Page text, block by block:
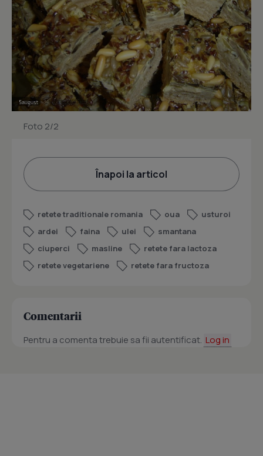
Foto 2/2
Înapoi la articol
retete traditionale romania oua
usturoi
ardei
faina ulei
smantana
ciuperci
masline
retete fara lactoza
retete vegetariene
retete fara fructoza
Comentarii
Pentru a comenta trebuie sa fii autentificat. Log in